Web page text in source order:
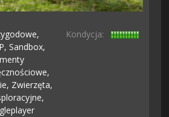
Sandbox,
Zwierzęta,
Kondycja: